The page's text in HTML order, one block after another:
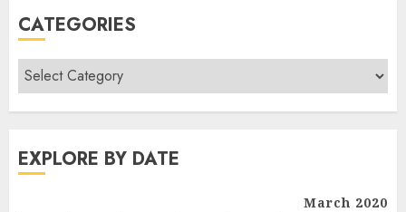
CATEGORIES
EXPLORE BY DATE
March 2020